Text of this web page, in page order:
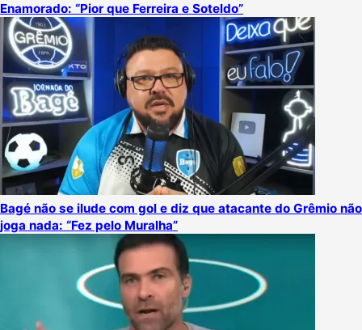
Enamorado: “Pior que Ferreira e Soteldo”
Bagé não se ilude com gol e diz que atacante do Grêmio não
joga nada: “Fez pelo Muralha”